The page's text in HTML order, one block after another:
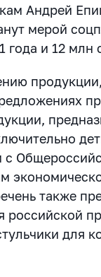
Андрей
мерой
года и 12 млн
с
также
российской
для